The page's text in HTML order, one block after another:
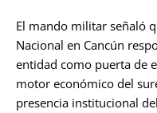
El mando militar señaló
Nacional en Cancún
entidad como puerta de
motor económico del
presencia institucional